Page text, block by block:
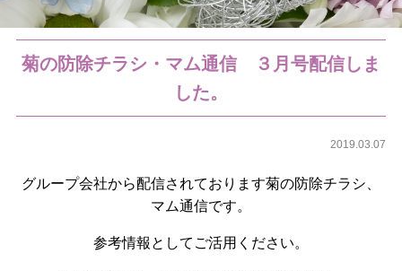
菊の防除チラシ・マム通信 ３月号配信しま
した。
2019.03.07
グループ会社から配信されております菊の防除チラシ、
マム通信です。
参考情報としてご活用ください。